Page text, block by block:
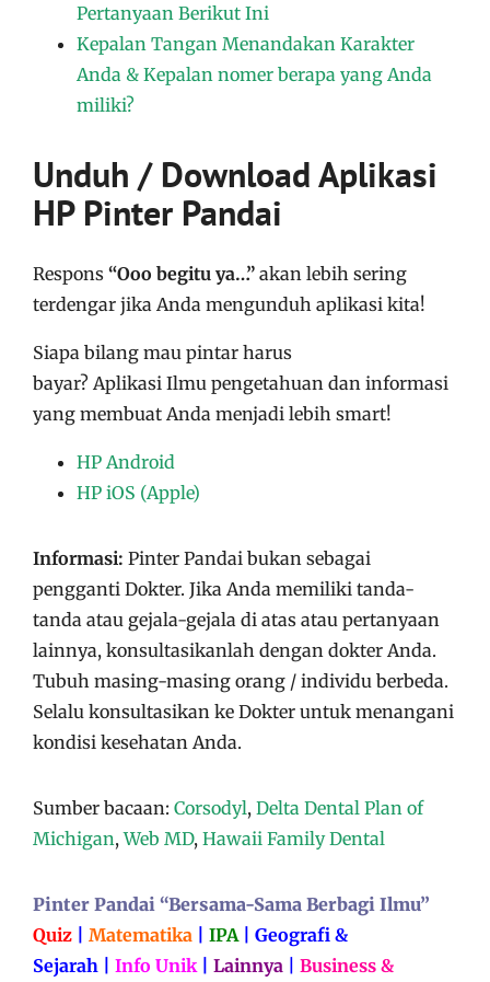
Pertanyaan Berikut Ini
Kepalan Tangan Menandakan Karakter
Anda & Kepalan nomer berapa yang Anda
miliki?
Unduh / Download Aplikasi
HP Pinter Pandai
Respons “Ooo begitu ya…” akan lebih sering
terdengar jika Anda mengunduh aplikasi kita!
Siapa bilang mau pintar harus
bayar? Aplikasi Ilmu pengetahuan dan informasi
yang membuat Anda menjadi lebih smart!
HP Android
HP iOS (Apple)
Informasi: Pinter Pandai bukan sebagai
pengganti Dokter. Jika Anda memiliki tanda-
tanda atau gejala-gejala di atas atau pertanyaan
lainnya, konsultasikanlah dengan dokter Anda.
Tubuh masing-masing orang / individu berbeda.
Selalu konsultasikan ke Dokter untuk menangani
kondisi kesehatan Anda.
Sumber bacaan: Corsodyl, Delta Dental Plan of
Michigan,Web MD, Hawaii Family Dental
Pinter Pandai “Bersama-Sama Berbagi Ilmu”
Quiz
Matematika IPA
Geografi &
Sejarah
Info Unik Lainnya Business &